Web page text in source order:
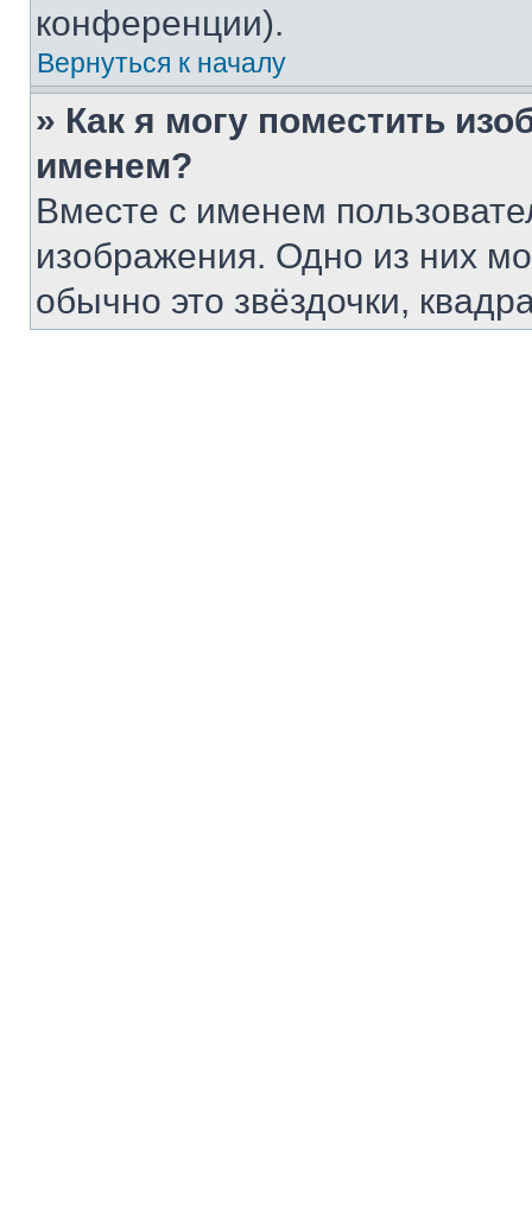
конференции).
Вернуться к началу
» Как я могу поместить
именем?
Вместе с именем
изображения. Одно из них
обычно это звёздочки,